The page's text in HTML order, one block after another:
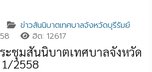
ข่าวสันนิบาตเทศบาลจังหวัดบุรีรัมย์
ฮิต: 12617
ะชุมสันนิบาตเทศบาลจังหวัด
2558